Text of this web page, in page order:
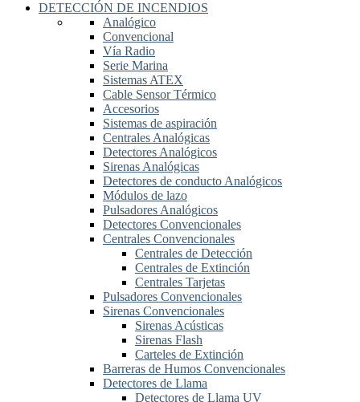
DETECCIÓN DE INCENDIOS
Analógico
Convencional
Vía Radio
Serie Marina
Sistemas ATEX
Cable Sensor Térmico
Accesorios
Sistemas de aspiración
Centrales Analógicas
Detectores Analógicos
Sirenas Analógicas
Detectores de conducto Analógicos
Módulos de lazo
Pulsadores Analógicos
Detectores Convencionales
Centrales Convencionales
Centrales de Detección
Centrales de Extinción
Centrales Tarjetas
Pulsadores Convencionales
Sirenas Convencionales
Sirenas Acústicas
Sirenas Flash
Carteles de Extinción
Barreras de Humos Convencionales
Detectores de Llama
Detectores de Llama UV